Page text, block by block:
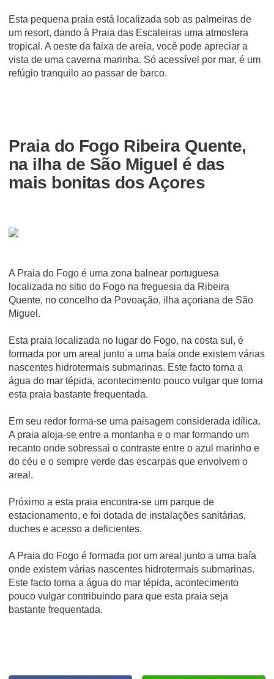
Esta pequena praia está localizada sob as palmeiras de
um resort, dando à Praia das Escaleiras uma atmosfera
tropical. A oeste da faixa de areia, você pode apreciar a
vista de uma caverna marinha. Só acessível por mar, é um
refúgio tranquilo ao passar de barco.
Praia do Fogo Ribeira Quente,
na ilha de São Miguel é das
mais bonitas dos Açores
A Praia do Fogo é uma zona balnear portuguesa
localizada no sitio do Fogo na freguesia da Ribeira
Quente, no concelho da Povoação, ilha açoriana de São
Miguel.
Esta praia localizada no lugar do Fogo, na costa sul, é
formada por um areal junto a uma baí­a onde existem várias
nascentes hidrotermais submarinas. Este facto torna a
água do mar tépida, acontecimento pouco vulgar que torna
esta praia bastante frequentada.
Em seu redor forma-se uma paisagem considerada idí­lica.
A praia aloja-se entre a montanha e o mar formando um
recanto onde sobressai o contraste entre o azul marinho e
do céu e o sempre verde das escarpas que envolvem o
areal.
Próximo a esta praia encontra-se um parque de
estacionamento, e foi dotada de instalações sanitárias,
duches e acesso a deficientes.
A Praia do Fogo é formada por um areal junto a uma baía
onde existem várias nascentes hidrotermais submarinas.
Este facto torna a água do mar tépida, acontecimento
pouco vulgar contribuindo para que esta praia seja
bastante frequentada.